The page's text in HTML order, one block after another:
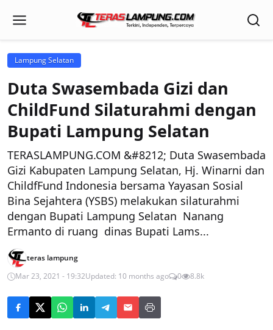
Lampung Selatan
Duta Swasembada Gizi dan
ChildFund Silaturahmi dengan
Bupati Lampung Selatan
TERASLAMPUNG.COM &#8212; Duta Swasembada
Gizi Kabupaten Lampung Selatan, Hj. Winarni dan
ChildfFund Indonesia bersama Yayasan Sosial
Bina Sejahtera (YSBS) melakukan silaturahmi
dengan Bupati Lampung Selatan Nanang
Ermanto di ruang dinas Bupati Lams...
teras lampung
Mar 23, 2021 - 19:32Updated: 10 months ago 0 8.8k